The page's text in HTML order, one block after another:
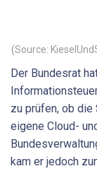
(Source:
Der Bundesrat
zu prüfen, ob
eigene Cloud-
kam er jedoch